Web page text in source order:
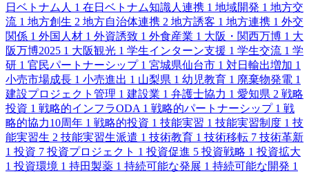
日ベトナム人 1 在日ベトナム知識人連携 1 地域開発 1 地方交
流 1 地方創生 2 地方自治体連携 2 地方誘客 1 地方連携 1 外交
関係 1 外国人材 1 外資誘致 1 外食産業 1 大阪・関西万博 1 大
阪万博2025 1 大阪観光 1 学生インターン支援 1 学生交流 1 学
研 1 官民パートナーシップ 1 宮城県仙台市 1 対日輸出増加 1
小売市場成長 1 小売進出 1 山梨県 1 幼児教育 1 廃棄物発電 1
建設プロジェクト管理 1 建設業 1 弁護士協力 1 愛知県 2 戦略
投資 1 戦略的インフラODA 1 戦略的パートナーシップ 1 戦
略的協力10周年 1 戦略的投資 1 技能実習 1 技能実習制度 1 技
能実習生 2 技能実習生派遣 1 技術教育 1 技術移転 7 技術革新
1 投資 7 投資プロジェクト 1 投資促進 5 投資戦略 1 投資拡大
1 投資環境 1 持田製薬 1 持続可能な発展 1 持続可能な開発 1